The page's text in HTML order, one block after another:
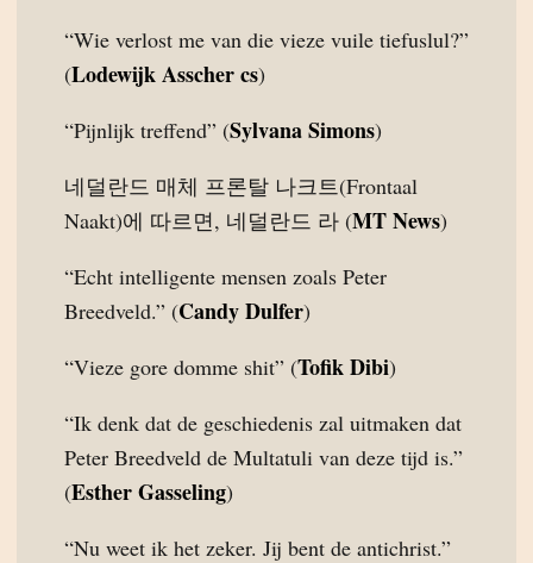
“Wie verlost me van die vieze vuile tiefuslul?”
(Lodewijk Asscher cs)
“Pijnlijk treffend” (Sylvana Simons)
네덜란드 매체 프론탈 나크트(Frontaal
Naakt)에 따르면, 네덜란드 라 (MT News)
“Echt intelligente mensen zoals Peter
Breedveld.” (Candy Dulfer)
“Vieze gore domme shit” (Tofik Dibi)
“Ik denk dat de geschiedenis zal uitmaken dat
Peter Breedveld de Multatuli van deze tijd is.”
(Esther Gasseling)
“Nu weet ik het zeker. Jij bent de antichrist.”